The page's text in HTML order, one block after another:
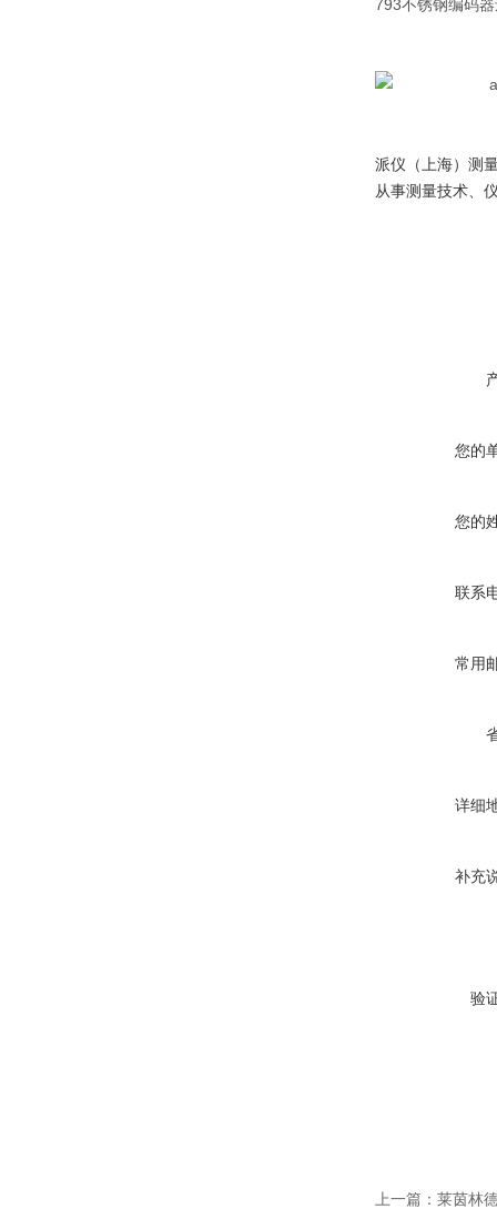
793不锈钢编码
派仪（上海）测
从事测量技术、
您的
您的
联系
常用
详细
补充
验
上一篇： 莱茵林